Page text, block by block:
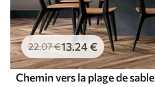
22.07€13.24€
Chemin vers la plage de sable